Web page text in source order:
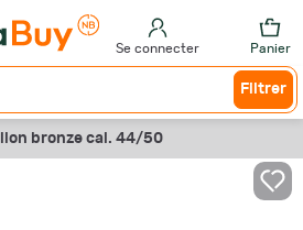
Se connecter Panier
Filtrer
bronze cal. 44/50